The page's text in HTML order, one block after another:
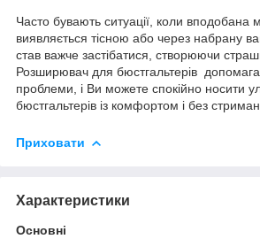
Часто бувають ситуації, коли вподобана
виявляється тісною або через набрану
став важче застібатися, створюючи
Розширювач для бюстгальтерів
проблеми, і Ви можете спокійно носити
бюстгальтерів із комфортом і без
Приховати
Характеристики
Основні